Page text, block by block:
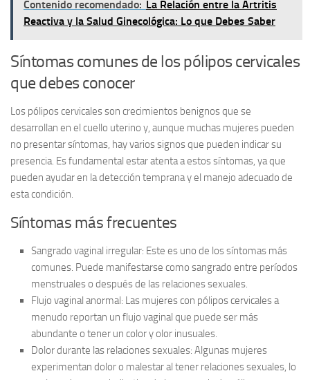
Contenido recomendado: La Relación entre la Artritis
Reactiva y la Salud Ginecológica: Lo que Debes Saber
Síntomas comunes de los pólipos cervicales
que debes conocer
Los pólipos cervicales son crecimientos benignos que se
desarrollan en el cuello uterino y, aunque muchas mujeres pueden
no presentar síntomas, hay varios signos que pueden indicar su
presencia. Es fundamental estar atenta a estos síntomas, ya que
pueden ayudar en la detección temprana y el manejo adecuado de
esta condición.
Síntomas más frecuentes
Sangrado vaginal irregular: Este es uno de los síntomas más
comunes. Puede manifestarse como sangrado entre períodos
menstruales o después de las relaciones sexuales.
Flujo vaginal anormal: Las mujeres con pólipos cervicales a
menudo reportan un flujo vaginal que puede ser más
abundante o tener un color y olor inusuales.
Dolor durante las relaciones sexuales: Algunas mujeres
experimentan dolor o malestar al tener relaciones sexuales, lo